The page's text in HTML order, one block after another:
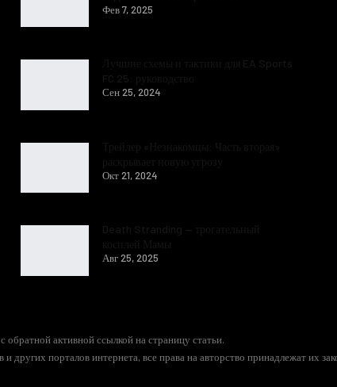
Фев 7, 2025
Сен 25, 2024
Окт 21, 2024
Авг 25, 2025
активной ссылкой на страницу статьи.
других порталов интернета, все права на авторство принадлежат их